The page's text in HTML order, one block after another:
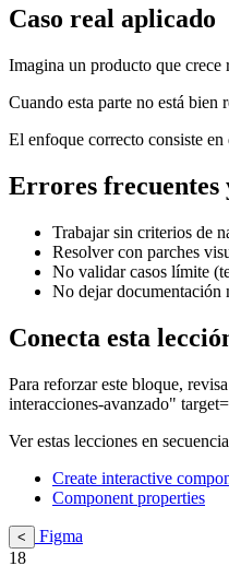
Caso real aplicado
Imagina un producto que crece
Cuando esta parte no está bien
El enfoque correcto consiste
Errores frecuentes
Trabajar sin criterios de
Resolver con parches
No validar casos límite
No dejar documentación
Conecta esta
Para reforzar este bloque,
interacciones-avanzado"
Ver estas lecciones en
Create interactive
Component properties
<
Figma
18